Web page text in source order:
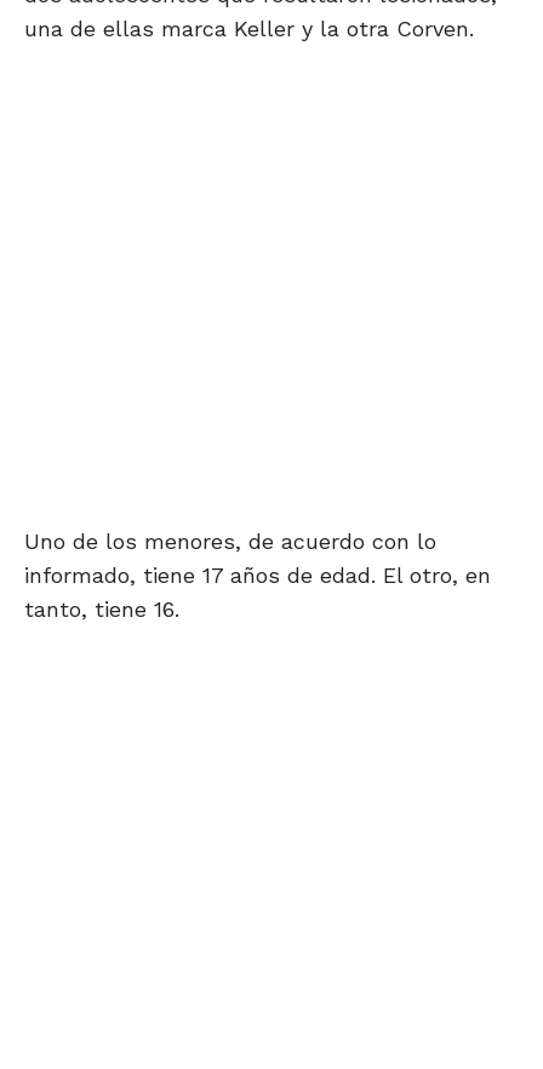
una de ellas marca Keller y la otra Corven.
Uno de los menores, de acuerdo con lo
informado, tiene 17 años de edad. El otro, en
tanto, tiene 16.